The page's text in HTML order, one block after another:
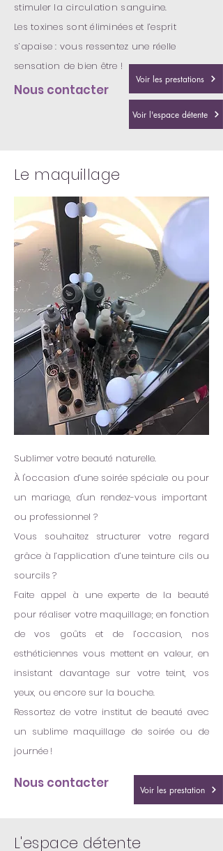
stimuler la circulation sanguine.
Les toxines sont éliminées et l’esprit
s’apaise : vous ressentez une réelle
sensation de bien être !
Nous contacter
Voir les prestations
Voir l'espace détente
Le maquillage
Sublimer votre beauté naturelle.
À l'occasion d’une soirée spéciale ou pour
un mariage, d'un rendez-vous important
ou professionnel ?
Vous souhaitez structurer votre regard
grâce à l’application d’une teinture cils ou
sourcils ?
Faite appel à une experte de la beauté
pour réaliser votre maquillage; en fonction
de vos goûts et de l’occasion, nos
esthéticiennes vous mettent en valeur, en
insistant davantage sur votre teint, vos
yeux, ou encore sur la bouche.
Ressortez de votre institut de beauté avec
un sublime maquillage de soirée ou de
journée !
Nous contacter Voir les prestation
L'espace détente